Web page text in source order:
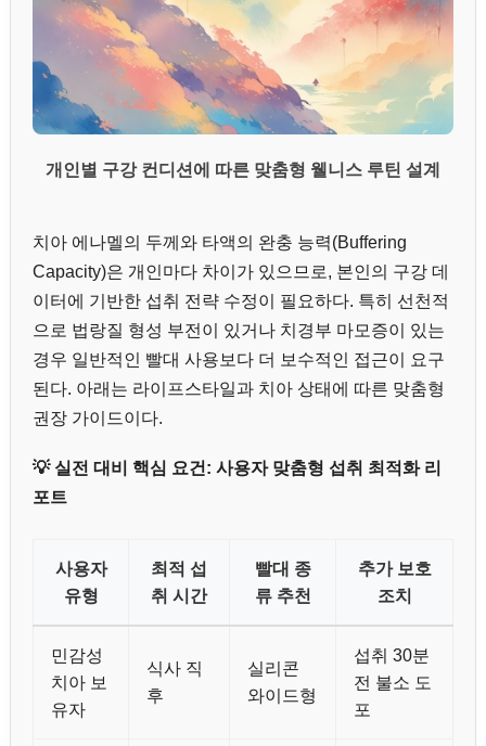
개인별 구강 컨디션에 따른 맞춤형 웰니스 루틴 설계
치아 에나멜의 두께와 타액의 완충 능력(Buffering
Capacity)은 개인마다 차이가 있으므로, 본인의 구강 데
이터에 기반한 섭취 전략 수정이 필요하다. 특히 선천적
으로 법랑질 형성 부전이 있거나 치경부 마모증이 있는
경우 일반적인 빨대 사용보다 더 보수적인 접근이 요구
된다. 아래는 라이프스타일과 치아 상태에 따른 맞춤형
권장 가이드이다.
💡 실전 대비 핵심 요건: 사용자 맞춤형 섭취 최적화 리
포트
사용자
유형
최적 섭
취 시간
빨대 종
류 추천
추가 보호
조치
민감성
치아 보
유자
식사 직
후
실리콘
와이드형
섭취 30분
전 불소 도
포